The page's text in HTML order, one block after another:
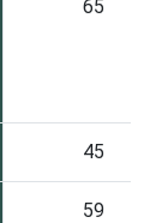
65
45
59